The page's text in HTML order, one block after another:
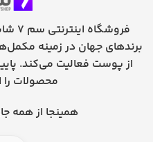
برندهای جهان در زمینه
از پوست فعالیت می‌کند.
محصولات را
همینجا از همه